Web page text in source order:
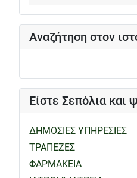
Αναζήτηση στον
Είστε Σεπόλια και
ΔΗΜΟΣΙΕΣ ΥΠΗΡΕΣΙΕΣ
ΤΡΑΠΕΖΕΣ
ΦΑΡΜΑΚΕΙΑ